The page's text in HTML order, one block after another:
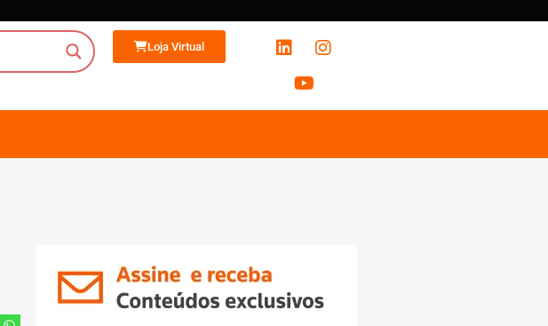
Loja Virtual